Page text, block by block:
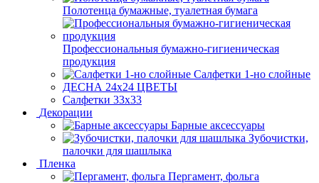
Полотенца бумажные, туалетная бумага
Профессиональныя бумажно-гигиеническая
продукция
Салфетки 1-но слойные
ДЕСНА 24х24 ЦВЕТЫ
Салфетки 33х33
Декорации
Барные аксессуары
Зубочистки,
палочки для шашлыка
Пленка
Пергамент, фольга